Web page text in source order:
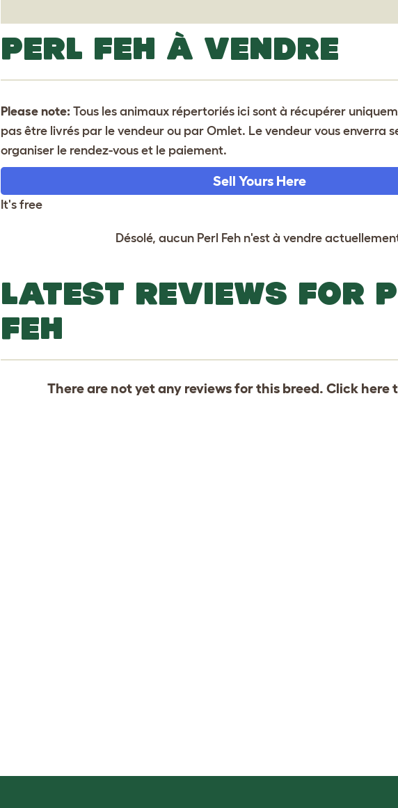
PERL FEH À VENDRE
Please note: Tous les animaux répertoriés ici sont à récupérer
pas être livrés par le vendeur ou par Omlet. Le vendeur vous enverra
organiser le rendez-vous et le paiement.
Sell Yours Here
It's free
Désolé, aucun Perl Feh n'est à vendre
LATEST REVIEWS FOR
FEH
There are not yet any reviews for this breed. Click here